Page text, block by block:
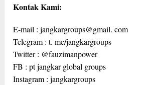
Kontak Kami:
E-mail : jangkargroups@gmail. com
Telegram : t. me/jangkargroups
Twitter : @fauzimanpower
FB : pt jangkar global groups
Instagram : jangkargroups